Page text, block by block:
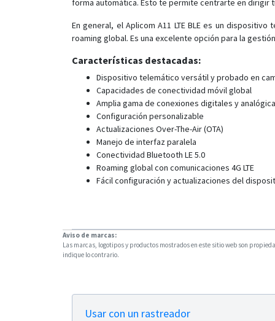
forma automática. Esto te permite centrarte en dirigir
En general, el Aplicom A11 LTE BLE es un
roaming global. Es una excelente opción para la
Características destacadas:
Dispositivo telemático versátil y probado en
Capacidades de conectividad móvil global
Amplia gama de conexiones digitales y
Configuración personalizable
Actualizaciones Over-The-Air (OTA)
Manejo de interfaz paralela
Conectividad Bluetooth LE 5.0
Roaming global con comunicaciones 4G LTE
Fácil configuración y actualizaciones del
Aviso de marcas:
Las marcas, logotipos y productos mostrados en este sitio web son
indique lo contrario.
Usar con un rastreador